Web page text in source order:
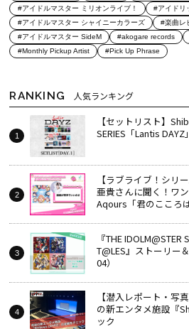
#アイドルマスター ミリオンライブ！
#アイドリ
#アイドルマスター シャイニーカラーズ
#楽曲レ
#アイドルマスター SideM
#akogare records
#Monthly Pickup Artist
#Pick Up Phrase
RANKING 人気ランキング
【セットリスト】
SERIES「Lantis DAYZ
【ラブライブ！シリ
亜貴さんに聞く！ワ
Aqours「君のこころ
『THE
T@LES』ストーリー
04）
【潜入レポート・写
の新エンタメ施設『
ック